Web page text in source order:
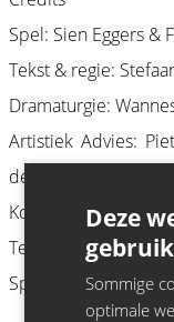
Spel: Sien Eggers &
Tekst & regie:
Dramaturgie:
Artistiek Advies:
den Eede
Kostuumontwerp:
Techniek: Dimitri
Spreiding: Jimmie
Deze
Sommige
optimale